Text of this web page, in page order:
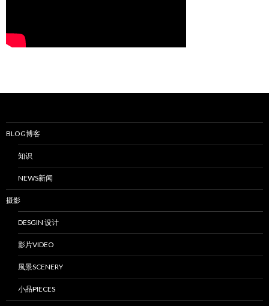
BLOG博客
知识
NEWS新闻
摄影
DESGIN 设计
影片VIDEO
風景SCENERY
小品PIECES